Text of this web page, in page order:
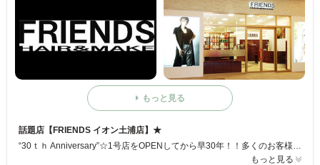
もっと見る
話題店【FRIENDS イオン土浦店】★
もっと見る